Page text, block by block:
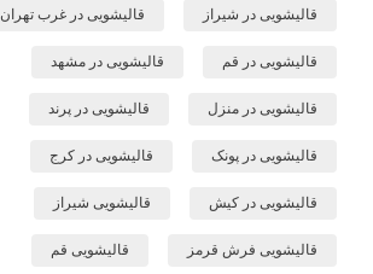
قالیشویی در شیراز قالیشویی در غرب تهران
قالیشویی در قم قالیشویی در مشهد
قالیشویی در منزل قالیشویی در پرند
قالیشویی در پونک قالیشویی در کرج
قالیشویی در کیش قالیشویی شیراز
قالیشویی فرش قرمز قالیشویی قم